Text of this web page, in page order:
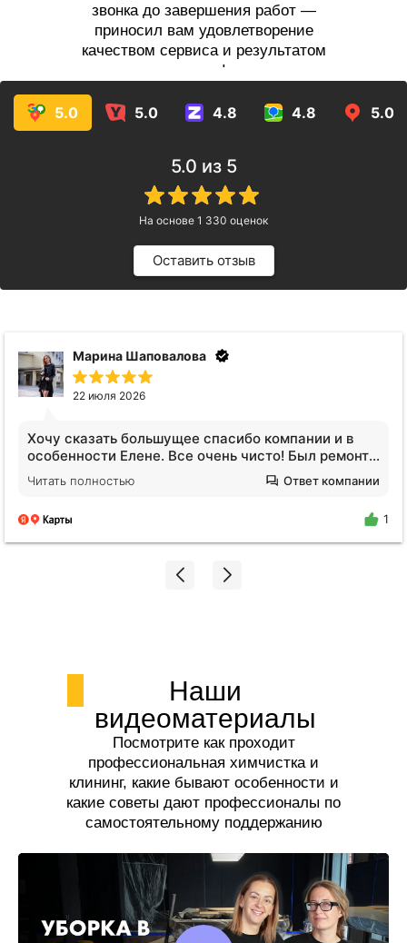
звонка до завершения работ —
приносил вам удовлетворение
качеством сервиса и результатом
услуг!
5.0 5.0 4.8 4.8 5.0
5.0 из 5
На основе 1 330 оценок
Оставить отзыв
Марина Шаповалова
22 июля 2026
Хочу сказать большущее спасибо компании и в
особенности Елене. Все очень чисто! Был ремонт в
ванной, и вся студия была в пыли. Я пришла и
просто афигела от чистого воздуха!!! Просто
Читать полностью Ответ компании
1
Наши
видеоматериалы
Посмотрите как проходит
профессиональная химчистка и
клининг, какие бывают особенности и
какие советы дают профессионалы по
самостоятельному поддержанию